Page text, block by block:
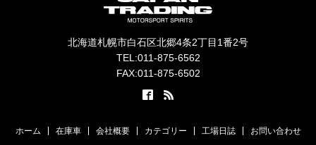
北海道札幌市白石区北郷4条2丁目1番2号
TEL:011-875-6562
FAX:011-875-6502
ホーム 在庫車 会社概要 カテゴリー 工場日誌 お問い合わせ